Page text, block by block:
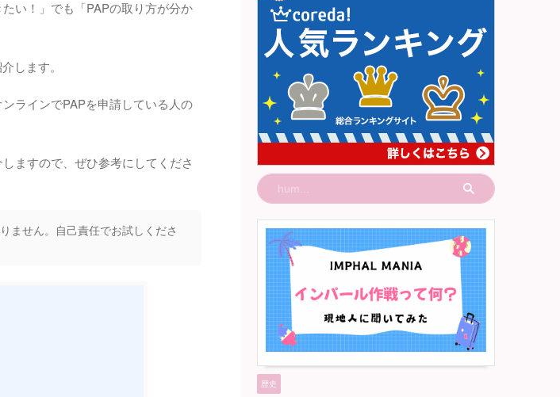
い！」でも「PAPの取り方が分か
します。
ラインでPAPを申請している人の
ますので、ぜひ参考にしてくださ
ません。自己責任でお試しくださ
歴史